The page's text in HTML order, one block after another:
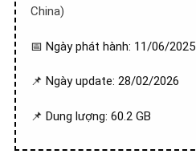
China)
📅 Ngày phát hành: 11/06/2025
📌 Ngày update: 28/02/2026
📌 Dung lượng: 60.2 GB